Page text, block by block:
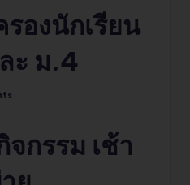
องนักเรียน
ะ ม.4
กรรม เช้า